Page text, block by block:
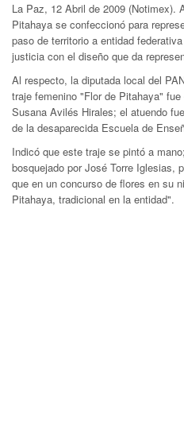
La Paz, 12 Abril de 2009 (Notimex).
Pitahaya se confeccionó para
paso de territorio a entidad
justicia con el diseño que da
Al respecto, la diputada local del
traje femenino "Flor de Pitahaya"
Susana Avilés Hirales; el atuendo
de la desaparecida Escuela de
Indicó que este traje se pintó a
bosquejado por José Torre Iglesias,
que en un concurso de flores en su
Pitahaya, tradicional en la entidad".